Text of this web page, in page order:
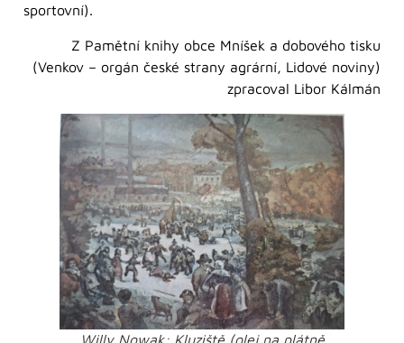
sportovní).
Z Pamětní knihy obce Mníšek a dobového tisku
(Venkov – orgán české strany agrární, Lidové noviny)
zpracoval Libor Kálmán
Willy Nowak: Kluziště (olej na plátně